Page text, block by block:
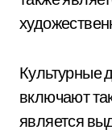
Культурные
включают
является